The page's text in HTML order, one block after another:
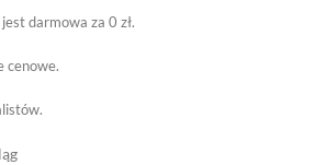
darmowa za 0 zł.
cenowe.